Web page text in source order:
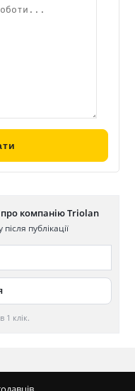
про компанію Triolan
публікації
1 клік.